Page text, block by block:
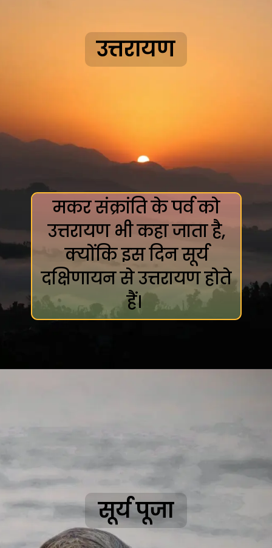
मकर संक्रांति के पर्व को
उत्तरायण भी कहा जाता है,
क्योंकि इस दिन सूर्य
दक्षिणायन से उत्तरायण होते
हैं।
उत्तरायण
सूर्य पूजा